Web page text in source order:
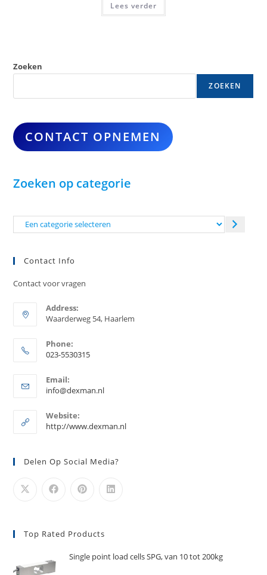
Lees verder
Zoeken
ZOEKEN
CONTACT OPNEMEN
Zoeken op categorie
Een
Contact Info
Contact voor vragen
Address:
Waarderweg 54, Haarlem
Phone:
023-5530315
in
je
toepassing
Email:
info@dexman.nlOpent
toepassing
Website:
http://www.dexman.nl
Delen Op Social Media?
Top Rated Products
Single point load cells SPG, van 10 tot 200kg